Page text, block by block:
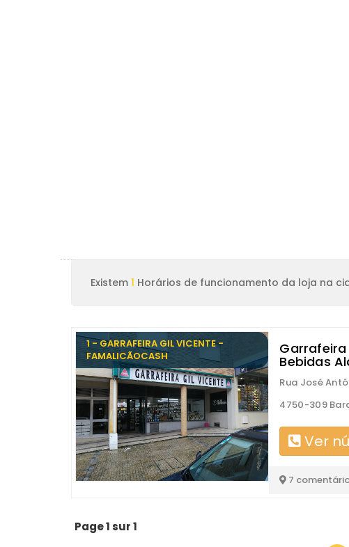
Existem 1 Horários de funcionamento da loja na
1 - GARRAFEIRA GIL VICENTE -
FAMALICÃOCASH
Bebidas
Rua José
4750-309
Ver
7
Page 1 sur 1